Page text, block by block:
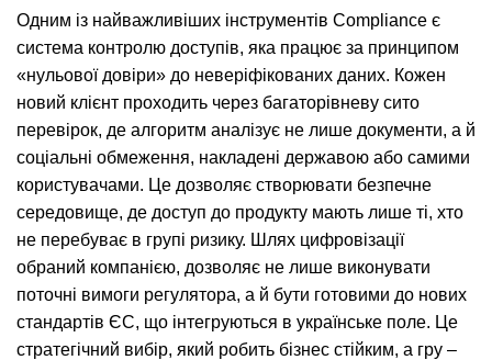
Одним із найважливіших інструментів Compliance є
система контролю доступів, яка працює за принципом
«нульової довіри» до неверіфікованих даних. Кожен
новий клієнт проходить через багаторівневу сито
перевірок, де алгоритм аналізує не лише документи, а й
соціальні обмеження, накладені державою або самими
користувачами. Це дозволяє створювати безпечне
середовище, де доступ до продукту мають лише ті, хто
не перебуває в групі ризику. Шлях цифровізації
обраний компанією, дозволяє не лише виконувати
поточні вимоги регулятора, а й бути готовими до нових
стандартів ЄС, що інтегруються в українське поле. Це
стратегічний вибір, який робить бізнес стійким, а гру –